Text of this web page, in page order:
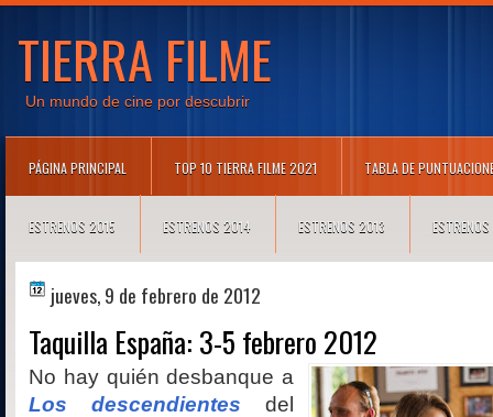
TIERRA FILME
Un mundo de cine por descubrir
PÁGINA PRINCIPAL TOP 10 TIERRA FILME 2021 TABLA DE
ESTRENOS 2015 ESTRENOS 2014 ESTRENOS 2013
jueves, 9 de febrero de 2012
Taquilla España: 3-5 febrero 2012
No hay quién desbanque a
Los descendientes del